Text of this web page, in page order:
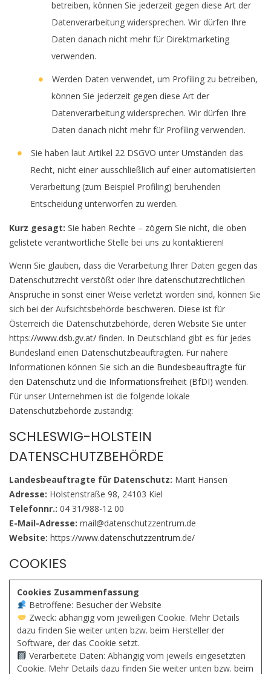
betreiben, können Sie jederzeit gegen diese Art der
Datenverarbeitung widersprechen. Wir dürfen Ihre
Daten danach nicht mehr für Direktmarketing
verwenden.
Werden Daten verwendet, um Profiling zu betreiben,
können Sie jederzeit gegen diese Art der
Datenverarbeitung widersprechen. Wir dürfen Ihre
Daten danach nicht mehr für Profiling verwenden.
Sie haben laut Artikel 22 DSGVO unter Umständen das
Recht, nicht einer ausschließlich auf einer automatisierten
Verarbeitung (zum Beispiel Profiling) beruhenden
Entscheidung unterworfen zu werden.
Kurz gesagt: Sie haben Rechte – zögern Sie nicht, die oben
gelistete verantwortliche Stelle bei uns zu kontaktieren!
Wenn Sie glauben, dass die Verarbeitung Ihrer Daten gegen das
Datenschutzrecht verstößt oder Ihre datenschutzrechtlichen
Ansprüche in sonst einer Weise verletzt worden sind, können Sie
sich bei der Aufsichtsbehörde beschweren. Diese ist für
Österreich die Datenschutzbehörde, deren Website Sie unter
https://www.dsb.gv.at/ finden. In Deutschland gibt es für jedes
Bundesland einen Datenschutzbeauftragten. Für nähere
Informationen können Sie sich an die Bundesbeauftragte für
den Datenschutz und die Informationsfreiheit (BfDI) wenden.
Für unser Unternehmen ist die folgende lokale
Datenschutzbehörde zuständig:
SCHLESWIG-HOLSTEIN
DATENSCHUTZBEHÖRDE
Landesbeauftragte für Datenschutz: Marit Hansen
Adresse: Holstenstraße 98, 24103 Kiel
Telefonnr.: 04 31/988-12 00
E-Mail-Adresse: mail@datenschutzzentrum.de
Website: https://www.datenschutzzentrum.de/
COOKIES
Cookies Zusammenfassung
Betroffene: Besucher der Website
Zweck: abhängig vom jeweiligen Cookie. Mehr Details
dazu finden Sie weiter unten bzw. beim Hersteller der
Software, der das Cookie setzt.
Verarbeitete Daten: Abhängig vom jeweils eingesetzten
Cookie. Mehr Details dazu finden Sie weiter unten bzw. beim